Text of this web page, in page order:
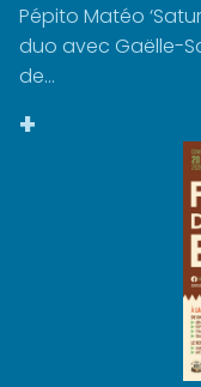
Pépito Matéo
duo avec Gaëlle-
de...
+